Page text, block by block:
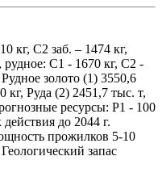
кг, С2 заб. – 1474 кг,
рудное: С1 - 1670 кг, С2 -
золото (1) 3550,6
кг, Руда (2) 2451,7 тыс. т,
ресурсы: Р1 - 100
до 2044 г.
прожилков 5-10
запас